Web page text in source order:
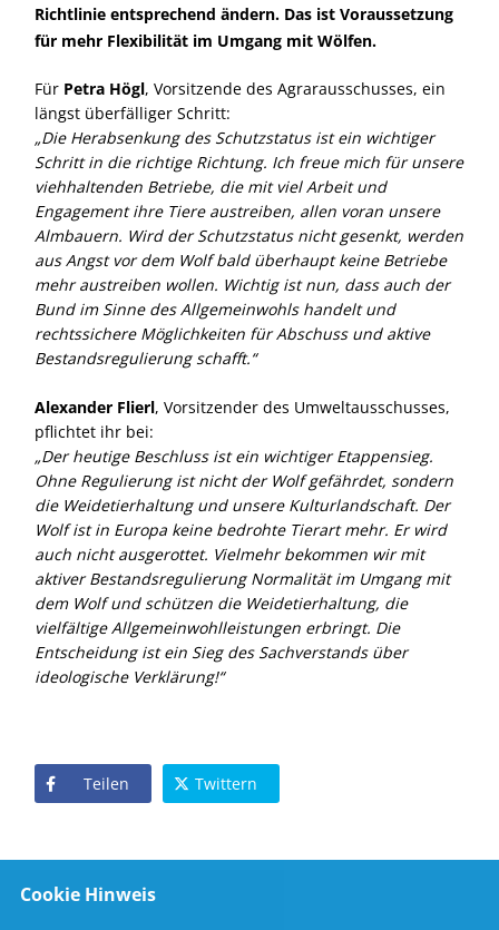
Richtlinie entsprechend ändern. Das ist Voraussetzung
für mehr Flexibilität im Umgang mit Wölfen.
Für Petra Högl, Vorsitzende des Agrarausschusses, ein
längst überfälliger Schritt:
Die Herabsenkung des Schutzstatus ist ein wichtiger
Schritt in die richtige Richtung. Ich freue mich für unsere
viehhaltenden Betriebe, die mit viel Arbeit und
Engagement ihre Tiere austreiben, allen voran unsere
Almbauern. Wird der Schutzstatus nicht gesenkt, werden
aus Angst vor dem Wolf bald überhaupt keine Betriebe
mehr austreiben wollen. Wichtig ist nun, dass auch der
Bund im Sinne des Allgemeinwohls handelt und
rechtssichere Möglichkeiten für Abschuss und aktive
Bestandsregulierung schafft.“
Alexander Flierl, Vorsitzender des Umweltausschusses,
pflichtet ihr bei:
Der heutige Beschluss ist ein wichtiger Etappensieg.
Ohne Regulierung ist nicht der Wolf gefährdet, sondern
die Weidetierhaltung und unsere Kulturlandschaft. Der
Wolf ist in Europa keine bedrohte Tierart mehr. Er wird
auch nicht ausgerottet. Vielmehr bekommen wir mit
aktiver Bestandsregulierung Normalität im Umgang mit
dem Wolf und schützen die Weidetierhaltung, die
vielfältige Allgemeinwohlleistungen erbringt. Die
Entscheidung ist ein Sieg des Sachverstands über
ideologische Verklärung!“
Teilen Twittern
Cookie Hinweis